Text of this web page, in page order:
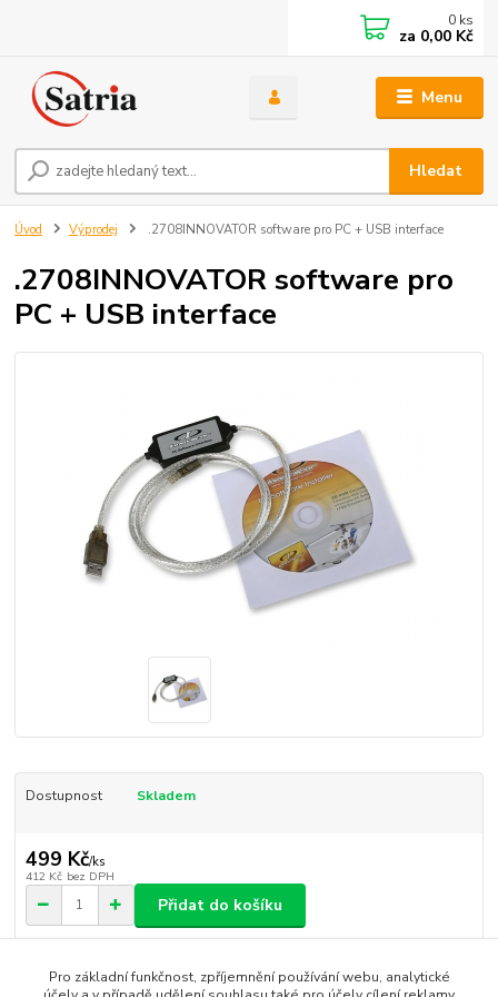
Menu
Hledat
0 ks
za 0,00 Kč
Úvod Výprodej .2708INNOVATOR software pro PC + USB interface
.2708INNOVATOR software pro
PC + USB interface
Dostupnost Skladem
499 Kč/ks
412 Kč bez DPH
Přidat do košíku
Pro základní funkčnost, zpříjemnění používání webu, analytické